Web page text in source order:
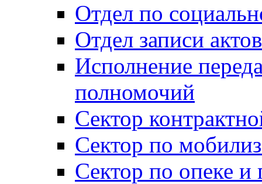
Отдел по
Отдел записи
Исполнение
полномочий
Сектор
Сектор по
Сектор по опеке и